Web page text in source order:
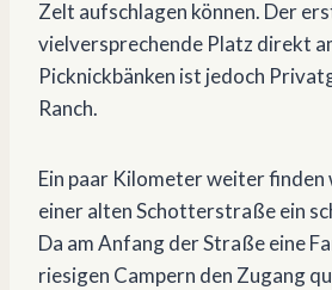
Zelt aufschlagen können. Der
vielversprechende Platz direkt
Picknickbänken ist jedoch
Ranch.
Ein paar Kilometer weiter finden
einer alten Schotterstraße ein
Da am Anfang der Straße eine
riesigen Campern den Zugang